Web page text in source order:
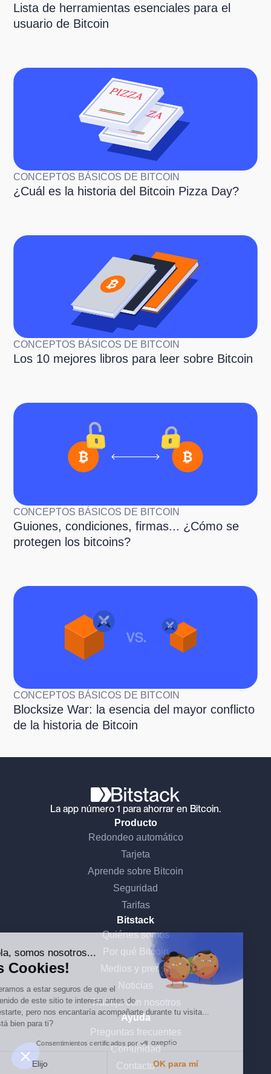
¡Hola, somos nosotros...
las Cookies!
Esperamos a estar seguros de que el
contenido de este sitio te interesa antes de
molestarte, pero nos encantaría acompañarte durante tu visita...
¿Está bien para ti?
Consentimientos certificados por
OK para mí
Lista de herramientas esenciales para el
usuario de Bitcoin
CONCEPTOS BÁSICOS DE BITCOIN
¿Cuál es la historia del Bitcoin Pizza Day?
CONCEPTOS BÁSICOS DE BITCOIN
Los 10 mejores libros para leer sobre Bitcoin
CONCEPTOS BÁSICOS DE BITCOIN
Guiones, condiciones, firmas... ¿Cómo se
protegen los bitcoins?
CONCEPTOS BÁSICOS DE BITCOIN
Blocksize War: la esencia del mayor conflicto
de la historia de Bitcoin
La app número 1 para ahorrar en Bitcoin.
Producto
Redondeo automático
Tarjeta
Aprende sobre Bitcoin
Seguridad
Tarifas
Bitstack
Quiénes somos
Por qué Bitcoin
Medios y prensa
Noticias
Trabaja con nosotros
Ayuda
Preguntas frecuentes
Comunidad
Contacto